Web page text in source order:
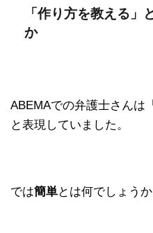
「作り方を教える」
か
ABEMAでの弁護士さんは
と表現していました。
では簡単とは何でしょうか